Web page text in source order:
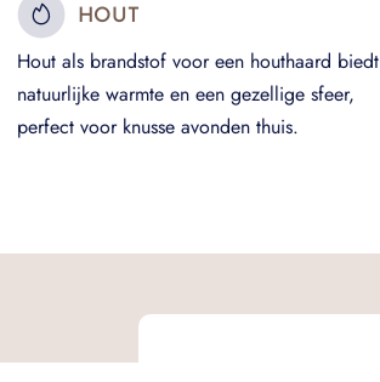
HOUT
Hout als brandstof voor een houthaard biedt
natuurlijke warmte en een gezellige sfeer,
perfect voor knusse avonden thuis.